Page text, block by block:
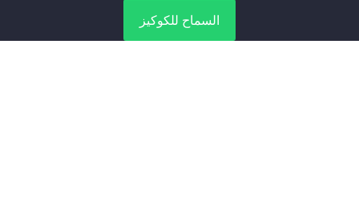
السماح للكوكيز